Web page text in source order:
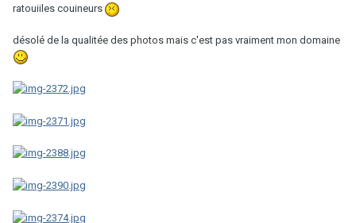
ratouiiles couineurs
désolé de la qualitée des photos mais c'est pas vraiment mon domaine